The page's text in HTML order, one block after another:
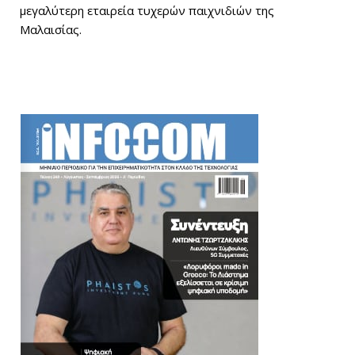
μεγαλύτερη εταιρεία τυχερών παιχνιδιών της
Μαλαισίας.